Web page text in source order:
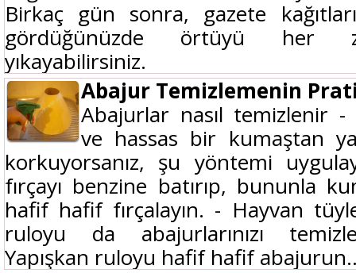
Birkaç gün sonra, gazete
gördüğünüzde örtüyü her
yıkayabilirsiniz.
Abajur Temizlemenin
Abajurlar nasıl temizlenir -
ve hassas bir kumaştan
korkuyorsanız, şu yöntemi
fırçayı benzine batırıp, bununla
hafif hafif fırçalayın. - Hayvan
ruloyu da abajurlarınızı
Yapışkan ruloyu hafif hafif